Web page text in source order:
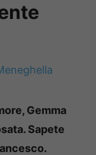
Gemma
Sapete